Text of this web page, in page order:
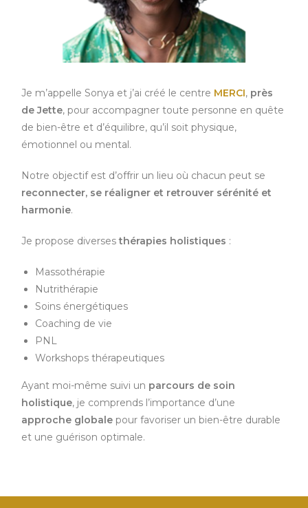
Je m’appelle Sonya et j’ai créé le centre MERCI, près
deJette, pour accompagner toute personne en quête
de bien-être et d’équilibre, qu’il soit physique,
émotionnel ou mental.
Notre objectif est d’offrir un lieu où chacun peut se
reconnecter, se réaligner et retrouver sérénité et
harmonie.
Je propose diversesthérapies holistiques :
Massothérapie
Nutrithérapie
Soins énergétiques
Coaching de vie
PNL
Workshops thérapeutiques
Ayant moi-même suivi un parcours de soin
holistique, je comprends l’importance d’une
approche globale pour favoriser un bien-être durable
et une guérison optimale.